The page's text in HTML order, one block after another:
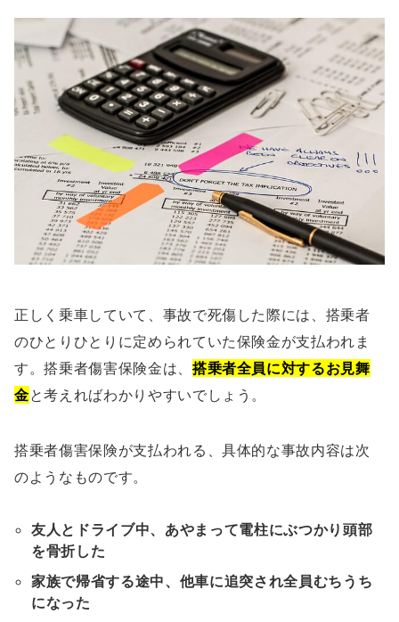
正しく乗車していて、事故で死傷した際には、搭乗者
のひとりひとりに定められていた保険金が支払われま
す。搭乗者傷害保険金は、 搭乗者全員に対するお見舞
金と考えればわかりやすいでしょう。
搭乗者傷害保険が支払われる、具体的な事故内容は次
のようなものです。
友人とドライブ中、あやまって電柱にぶつかり頭部
を骨折した
家族で帰省する途中、他車に追突され全員むちうち
になった